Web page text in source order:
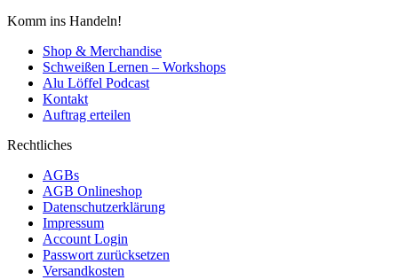
Komm ins Handeln!
Shop & Merchandise
Schweißen Lernen – Workshops
Alu Löffel Podcast
Kontakt
Auftrag erteilen
Rechtliches
AGBs
AGB Onlineshop
Datenschutzerklärung
Impressum
Account Login
Passwort zurücksetzen
Versandkosten